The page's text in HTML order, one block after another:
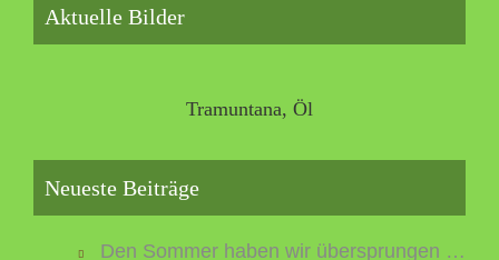
Aktuelle Bilder
Tramuntana, Öl
Neueste Beiträge
Den Sommer haben wir übersprungen …